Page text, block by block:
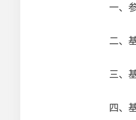
一、参
二、基
三、基
四、基